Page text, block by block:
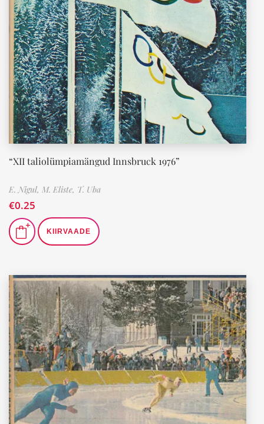
“XII taliolümpiamängud Innsbruck 1976”
E. Nigul, M. Eliste, T. Uba
€0.25
KIIRVAADE